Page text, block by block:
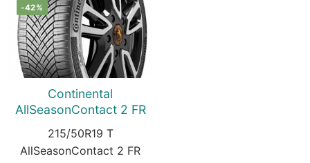
-42%
Continental
AllSeasonContact 2 FR
215/50R19 T
AllSeasonContact 2 FR